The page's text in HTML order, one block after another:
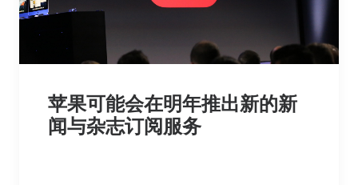
苹果可能会在明年推出新的新
闻与杂志订阅服务